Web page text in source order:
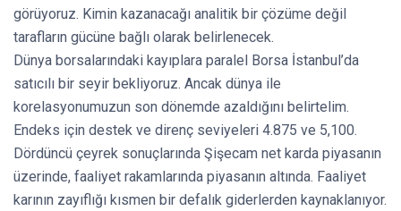
görüyoruz. Kimin kazanacağı analitik bir çözüme değil
tarafların gücüne bağlı olarak belirlenecek.
Dünya borsalarındaki kayıplara paralel Borsa İstanbul’da
satıcılı bir seyir bekliyoruz. Ancak dünya ile
korelasyonumuzun son dönemde azaldığını belirtelim.
Endeks için destek ve direnç seviyeleri 4.875 ve 5,100.
Dördüncü çeyrek sonuçlarında Şişecam net karda piyasanın
üzerinde, faaliyet rakamlarında piyasanın altında. Faaliyet
karının zayıflığı kısmen bir defalık giderlerden kaynaklanıyor.